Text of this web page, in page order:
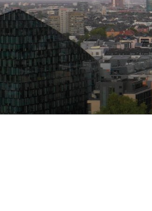
Zum
Inhalt
springen